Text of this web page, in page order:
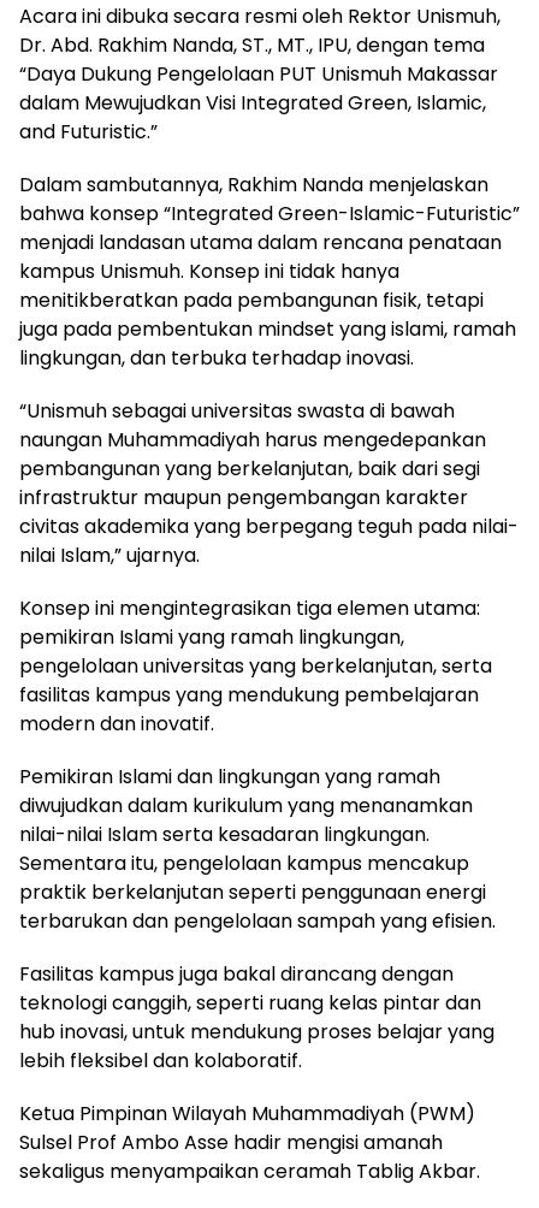
Acara ini dibuka secara resmi oleh Rektor Unismuh,
Dr. Abd. Rakhim Nanda, ST., MT., IPU, dengan tema
“Daya Dukung Pengelolaan PUT Unismuh Makassar
dalam Mewujudkan Visi Integrated Green, Islamic,
and Futuristic.”
Dalam sambutannya, Rakhim Nanda menjelaskan
bahwa konsep “Integrated Green-Islamic-Futuristic”
menjadi landasan utama dalam rencana penataan
kampus Unismuh. Konsep ini tidak hanya
menitikberatkan pada pembangunan fisik, tetapi
juga pada pembentukan mindset yang islami, ramah
lingkungan, dan terbuka terhadap inovasi.
“Unismuh sebagai universitas swasta di bawah
naungan Muhammadiyah harus mengedepankan
pembangunan yang berkelanjutan, baik dari segi
infrastruktur maupun pengembangan karakter
civitas akademika yang berpegang teguh pada nilai-
nilai Islam,” ujarnya.
Konsep ini mengintegrasikan tiga elemen utama:
pemikiran Islami yang ramah lingkungan,
pengelolaan universitas yang berkelanjutan, serta
fasilitas kampus yang mendukung pembelajaran
modern dan inovatif.
Pemikiran Islami dan lingkungan yang ramah
diwujudkan dalam kurikulum yang menanamkan
nilai-nilai Islam serta kesadaran lingkungan.
Sementara itu, pengelolaan kampus mencakup
praktik berkelanjutan seperti penggunaan energi
terbarukan dan pengelolaan sampah yang efisien.
Fasilitas kampus juga bakal dirancang dengan
teknologi canggih, seperti ruang kelas pintar dan
hub inovasi, untuk mendukung proses belajar yang
lebih fleksibel dan kolaboratif.
Ketua Pimpinan Wilayah Muhammadiyah (PWM)
Sulsel Prof Ambo Asse hadir mengisi amanah
sekaligus menyampaikan ceramah Tablig Akbar.